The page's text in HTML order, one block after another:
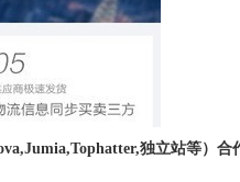
独立站等）合